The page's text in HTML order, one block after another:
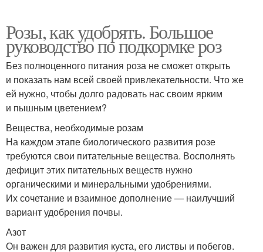
Розы, как удобрять. Большое
руководство по подкормке роз
Без полноценного питания роза не сможет открыть
и показать нам всей своей привлекательности. Что же
ей нужно, чтобы долго радовать нас своим ярким
и пышным цветением?
Вещества, необходимые розам
На каждом этапе биологического развития розе
требуются свои питательные вещества. Восполнять
дефицит этих питательных веществ нужно
органическими и минеральными удобрениями.
Их сочетание и взаимное дополнение — наилучший
вариант удобрения почвы.
Азот
Он важен для развития куста, его листвы и побегов.